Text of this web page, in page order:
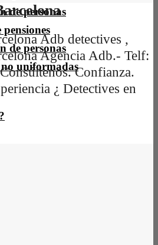
de personas
de personas
uniformadas
Adb detectives ,
Agencia Adb.- Telf:
Confianza.
¿ Detectives en